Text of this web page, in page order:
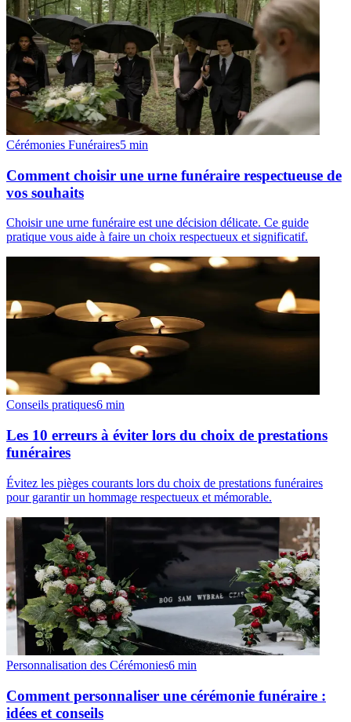
Cérémonies Funéraires5 min
Comment choisir une urne funéraire respectueuse de
vos souhaits
Choisir une urne funéraire est une décision délicate. Ce guide
pratique vous aide à faire un choix respectueux et significatif.
Conseils pratiques6 min
Les 10 erreurs à éviter lors du choix de prestations
funéraires
Évitez les pièges courants lors du choix de prestations funéraires
pour garantir un hommage respectueux et mémorable.
Personnalisation des Cérémonies6 min
Comment personnaliser une cérémonie funéraire :
idées et conseils